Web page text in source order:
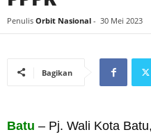
Penulis Orbit Nasional - 30 Mei 2023
Bagikan
Batu – Pj. Wali Kota